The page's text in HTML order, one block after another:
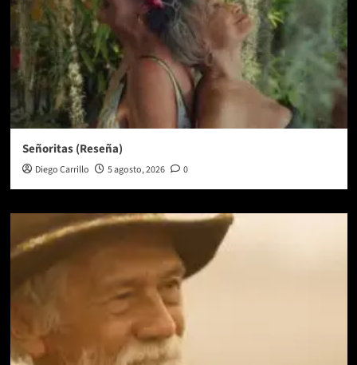
Señoritas (Reseña)
Diego Carrillo 5 agosto, 2026 0